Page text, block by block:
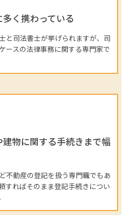
く携わっている
と司法書士が挙げられますが、司
ースの法律事務に関する専門家で
物に関する手続きまで幅
不動産の登記を扱う専門職でもあ
すればそのまま登記手続きについ